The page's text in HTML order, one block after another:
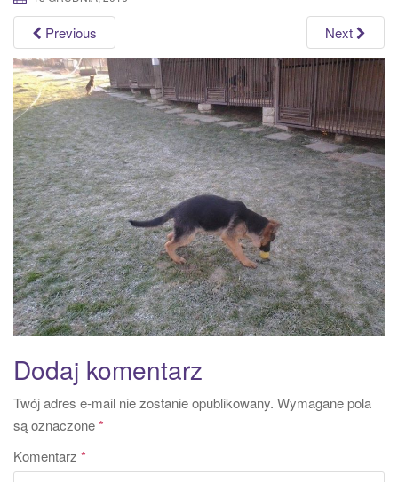
a
t
i
n
Previous Next
Dodaj komentarz
Twój adres e-mail nie zostanie opublikowany. Wymagane pola
są oznaczone*
Komentarz *